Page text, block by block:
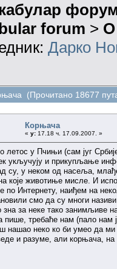
forum > О
Дарко
(Прочитано 18677
Корњача
« у: 17.18 ч. 17.09.2007. »
у Пчињи (сам југ
укључују и прикупљање
су, у неком од насеља,
које животиње мисле. И
по Интернету, наиђем на
смо да су многи
за неке тако занимљиве
пише, требаће нам (пало
нашао неко ко би умео да
и разуме, али корњача,